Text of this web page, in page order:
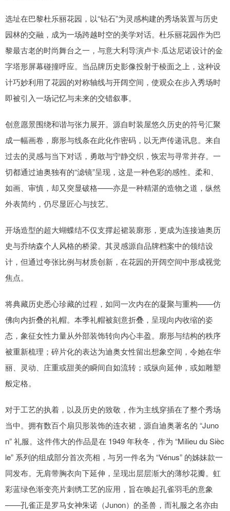
选址在巴黎杜乐丽花园，以“钻石”为灵感构建的秀场装置与历史
园林的交融，成为一场跨越时空的美学对话。杜乐丽花园作为巴
黎最古老的时尚舞台之一，与意大利导演卢卡·瓜达尼诺设计的金
字塔形屏幕碰撞呼应。当品牌历史影像投射于棱面之上，这种设
计巧妙利用了花园的对称轴线与开阔空间，使观众在步入秀场时
即被引入一场记忆与未来的交错叙事。
创意愿景围绕和谐与张力展开。源自时装屋悠久历史的符号汇聚
成一幅画卷，廓形与线条在此化作密码，以无声传递讯息。来自
过去的灵感与当下对话，勇敢与宁静交织，恢宏与寻常并存。一
切都通过迪奥独有的“滤镜”呈现，这是一种色彩的感性。柔和、
如画、审慎，却又突显破格——亦是一种精湛的造物之道，纵然
外表简约，仍尽显匠心与技艺。
开场造型的超大蝴蝶结不仅支撑起裙装廓形，更成为连接迪奥历
史与乔纳森个人风格的桥梁。其灵感源自品牌档案中的领结设
计，但通过夸张比例与材质创新，在花园的开阔空间中形成视觉
焦点。
将典藏历史悉心珍藏的过程，如同一次内在的凝聚与重构——仿
佛向内折叠的礼帽。本季礼帽被刻意折叠，呈现向内收缩的姿
态，象征女性力量从外部装饰转向内心丰盈。廓形与结构的秩序
被重新梳理；碎片化的表达为迪奥女性留出想象空间，令她在华
丽、灵动、庄重或甜美的瞬间自如流转；或纵向延伸，或如雕塑
般定格。
对于工艺的执着，以及历史的致敬，作为主线穿插在了整个秀场
当中。拥有数百个扇贝形装饰的连衣裙，源自迪奥著名的 “Juno
n” 礼服。这件伟大的作品是在 1949 年秋冬，作为 “Milieu du Sièc
le” 系列的组成部分首次亮相，与另一件名为 “Vénus” 的姊妹款一
同发布。无肩带胸衣向下延伸，呈现出层层渐大的薄纱花瓣。虹
彩蓝绿色渐变亮片刺绣工艺的应用，旨在唤起孔雀羽毛的意象
——孔雀正是罗马女神朱诺（Junon）的圣兽，而礼服之名亦由